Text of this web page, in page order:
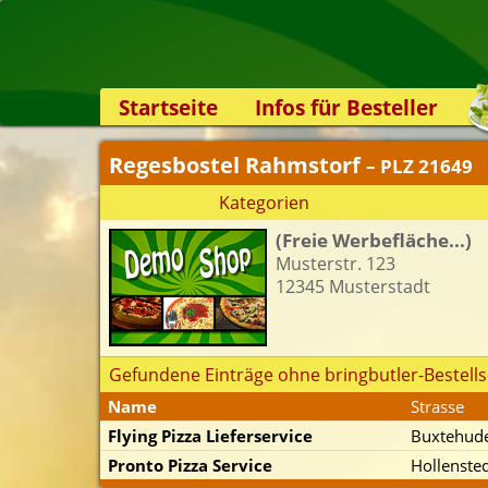
Startseite
Infos für Besteller
Lieferservice-App
Weiterempfehlen
Newsletter
Sicherheit
Kontakt
Regesbostel Rahmstorf– PLZ 21649
Kategorien
(Freie Werbefläche...)
Musterstr. 123
12345 Musterstadt
Gefundene Einträge ohne bringbutler-
Name Strasse
Flying Pizza Lieferservice
Pronto Pizza Service